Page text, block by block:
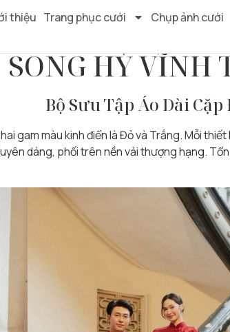
thiệu Trang phục cưới Chụp ảnh cưới
Collection
SONG HỶ VĨNH
Bộ Sưu Tập Áo Dài
gam màu kinh điển là Đỏ và Trắng. Mỗi
dáng, phối trên nền vải thượng hạng.